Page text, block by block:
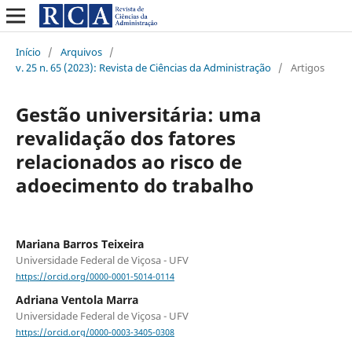
Início / Arquivos /
v. 25 n. 65 (2023): Revista de Ciências da Administração / Artigos
Gestão universitária: uma
revalidação dos fatores
relacionados ao risco de
adoecimento do trabalho
Mariana Barros Teixeira
Universidade Federal de Viçosa - UFV
https://orcid.org/0000-0001-5014-0114
Adriana Ventola Marra
Universidade Federal de Viçosa - UFV
https://orcid.org/0000-0003-3405-0308